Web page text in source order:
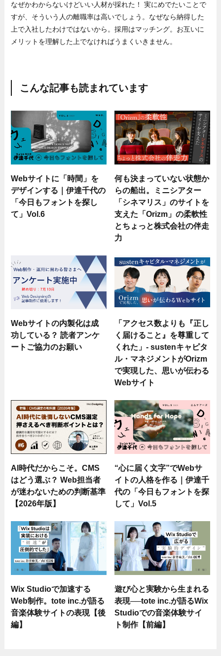
なぜかわからないけどいい人材が採れた！ 実にめでたいことで
すが、そういう人の離職率は高いでしょう。なぜなら納得した
上で入社したわけではないから。採用はマッチング。お互いに
メリットを理解した上でなければうまくいきません。
こんな記事も読まれています
Webサイトに「時間」を
デザインする｜伊達千代の
「今日もフォントを探し
て」Vol.6
何も決まっていない状態か
らの船出。ミニシアター
「シネマリス」のサイトを
支えた「Orizm」の柔軟性
とちょっと株式会社の伴走
力
Webサイトの内製化は成
功している？ 読者アンケ
ートご協力のお願い
「アクセス数よりも『正し
く届けること』を尊重して
くれた」- sustenキャピタ
ル・マネジメントがOrizm
で実現した、思いが伝わる
Webサイト
AI時代だからこそ。CMS
はどう選ぶ？ Web担当者
が迷わないための判断基準
【2026年版】
“心に届く文字”でWebサ
イトの人格を作る｜伊達千
代の「今日もフォントを探
して」Vol.5
Wix Studioで加速する
Web制作。tote inc.が語る
音楽体験サイトの表現【後
編】
遊び心と実験から生まれる
表現──tote inc.が語るWix
Studioでの音楽体験サイ
ト制作【前編】